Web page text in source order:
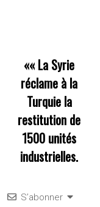
«« La Syrie
réclame à la
Turquie la
restitution de
1500 unités
industrielles.
S’abonner